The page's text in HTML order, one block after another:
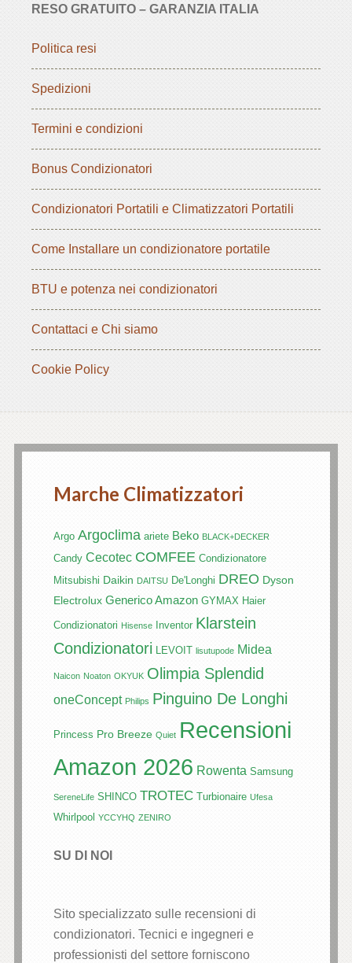
RESO GRATUITO – GARANZIA ITALIA
Politica resi
Spedizioni
Termini e condizioni
Bonus Condizionatori
Condizionatori Portatili e Climatizzatori Portatili
Come Installare un condizionatore portatile
BTU e potenza nei condizionatori
Contattaci e Chi siamo
Cookie Policy
Marche Climatizzatori
Argo Argoclima ariete Beko BLACK+DECKER
Candy Cecotec COMFEE Condizionatore
Mitsubishi Daikin DAITSU De'Longhi DREO Dyson
Electrolux Generico Amazon GYMAX Haier
Condizionatori Hisense Inventor Klarstein
Condizionatori LEVOIT lisutupode Midea
Naicon Noaton OKYUK Olimpia Splendid
oneConcept Philips Pinguino De Longhi
Princess Pro Breeze Quiet Recensioni
Amazon 2026 Rowenta Samsung
SereneLife SHINCO TROTEC Turbionaire Ufesa
Whirlpool YCCYHQ ZENIRO
SU DI NOI
Sito specializzato sulle recensioni di
condizionatori. Tecnici e ingegneri e
professionisti del settore forniscono